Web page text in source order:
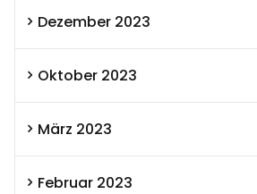
Dezember 2023
Oktober 2023
März 2023
Februar 2023